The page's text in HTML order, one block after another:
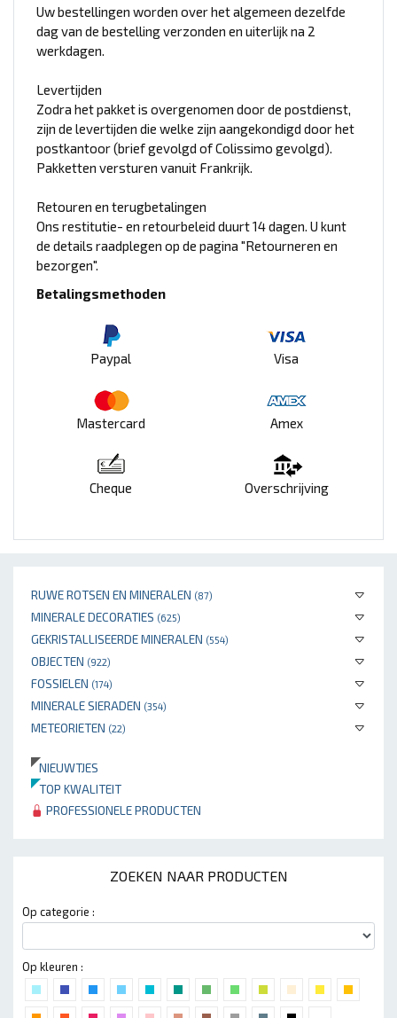
RUWE ROTSEN EN MINERALEN (87)
MINERALE DECORATIES (625)
GEKRISTALLISEERDE MINERALEN (554)
OBJECTEN (922)
FOSSIELEN (174)
MINERALE SIERADEN (354)
METEORIETEN (22)
NIEUWTJES
TOP KWALITEIT
PROFESSIONELE PRODUCTEN
ZOEKEN NAAR PRODUCTEN
Op categorie :
Op kleuren :
Uw bestellingen worden over het algemeen dezelfde
dag van de bestelling verzonden en uiterlijk na 2
werkdagen.
Levertijden
Zodra het pakket is overgenomen door de postdienst,
zijn de levertijden die welke zijn aangekondigd door het
postkantoor (brief gevolgd of Colissimo gevolgd).
Pakketten versturen vanuit Frankrijk.
Retouren en terugbetalingen
Ons restitutie- en retourbeleid duurt 14 dagen. U kunt
de details raadplegen op de pagina "Retourneren en
bezorgen".
Betalingsmethoden
Paypal Visa
Mastercard Amex
Cheque Overschrijving